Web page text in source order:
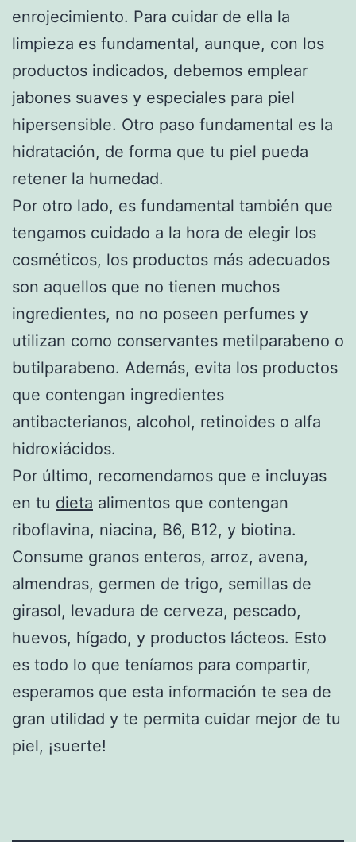
enrojecimiento. Para cuidar de ella la
limpieza es fundamental, aunque, con los
productos indicados, debemos emplear
jabones suaves y especiales para piel
hipersensible. Otro paso fundamental es la
hidratación, de forma que tu piel pueda
retener la humedad.
Por otro lado, es fundamental también que
tengamos cuidado a la hora de elegir los
cosméticos, los productos más adecuados
son aquellos que no tienen muchos
ingredientes, no no poseen perfumes y
utilizan como conservantes metilparabeno o
butilparabeno. Además, evita los productos
que contengan ingredientes
antibacterianos, alcohol, retinoides o alfa
hidroxiácidos.
Por último, recomendamos que e incluyas
en tu dieta alimentos que contengan
riboflavina, niacina, B6, B12, y biotina.
Consume granos enteros, arroz, avena,
almendras, germen de trigo, semillas de
girasol, levadura de cerveza, pescado,
huevos, hígado, y productos lácteos. Esto
es todo lo que teníamos para compartir,
esperamos que esta información te sea de
gran utilidad y te permita cuidar mejor de tu
piel, ¡suerte!